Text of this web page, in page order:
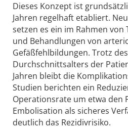
Dieses Konzept ist
Jahren regelhaft etabliert.
setzen es ein im Rahmen
und Behandlungen von
Gefäßfehlbildungen. Trotz
Durchschnittsalters der
Jahren bleibt die
Studien berichten ein
Operationsrate um etwa den
Embolisation als sicheres
deutlich das Rezidivrisiko.